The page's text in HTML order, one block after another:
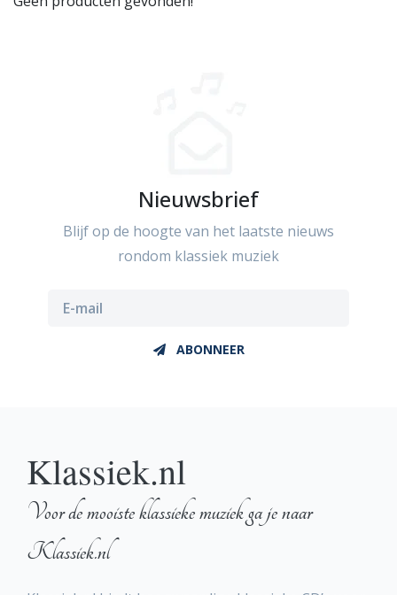
Nieuwsbrief
Blijf op de hoogte van het laatste nieuws
rondom klassiek muziek
ABONNEER
Klassiek.nl
Voor de mooiste klassieke muziek ga je naar
Klassiek.nl